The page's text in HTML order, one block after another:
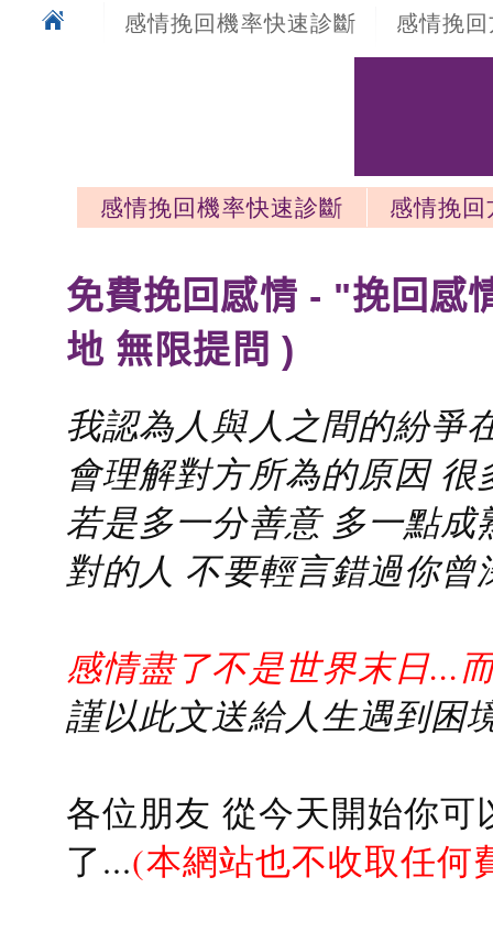
感情挽回機率快速診斷 感情挽
感情挽回機率快速診斷
感情挽
免費挽回感情 - "挽回感
地 無限提問 )
我認為人與人之間的紛爭
會理解對方所為的原因
若是多一分善意 多一點
對的人 不要輕言錯過你曾
感情盡了不是世界末日...
謹以此文送給人生遇到困
各位朋友 從今天開始你
了...(本網站也不收取任何